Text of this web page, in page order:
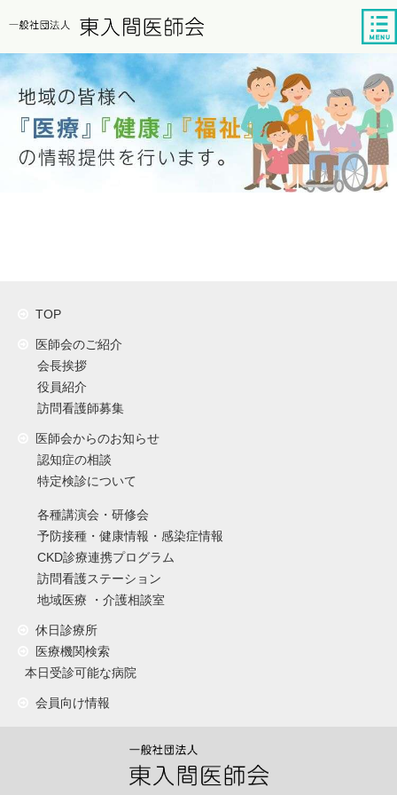
TOP
医師会のご紹介
会長挨拶
役員紹介
訪問看護師募集
医師会からのお知らせ
認知症の相談
特定検診について
各種講演会・研修会
予防接種・健康情報・感染症情報
CKD診療連携プログラム
訪問看護ステーション
地域医療 ・介護相談室
休日診療所
医療機関検索
本日受診可能な病院
会員向け情報